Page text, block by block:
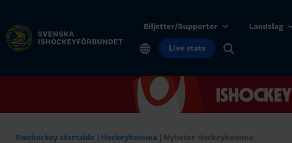
Biljetter/Supporter Landslag
Live stats
Swehockey startsida Hockeyhemma Nyheter Hockeyhemma